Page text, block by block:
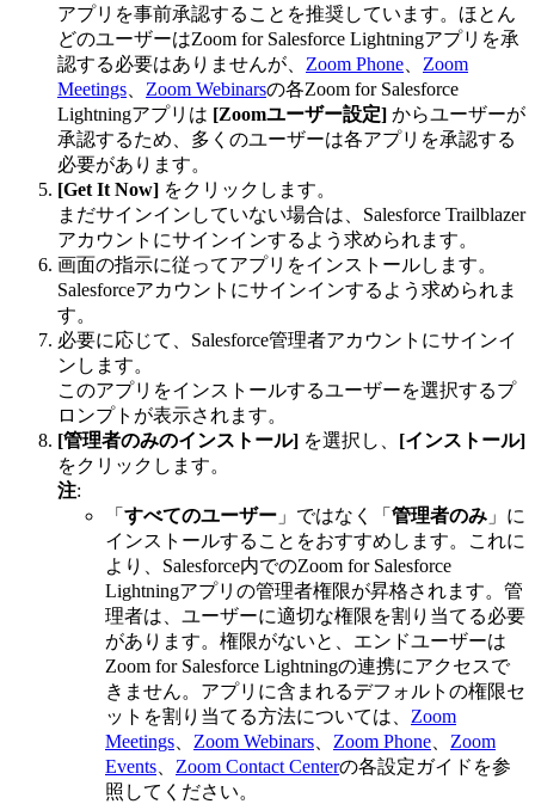
アプリを事前承認することを推奨しています。ほとん
どのユーザーはZoom for Salesforce Lightningアプリを承
認する必要はありませんが、 Zoom Phone
Zoom
Meetings
Zoom Webinarsの各Zoom for Salesforce
Lightningアプリは [Zoomユーザー設定] からユーザーが
承認するため、多くのユーザーは各アプリを承認する
必要があります。
[Get It Now] をクリックします。
まだサインインしていない場合は、Salesforce Trailblazer
アカウントにサインインするよう求められます。
画面の指示に従ってアプリをインストールします。
Salesforceアカウントにサインインするよう求められま
す。
必要に応じて、Salesforce管理者アカウントにサインイ
ンします。
このアプリをインストールするユーザーを選択するプ
ロンプトが表示されます。
[管理者のみのインストール] を選択し、 [インストール]
をクリックします。
注:
「 すべてのユーザー 」ではなく「 管理者のみ 」に
インストールすることをおすすめします。これに
より、Salesforce内でのZoom for Salesforce
Lightningアプリの管理者権限が昇格されます。管
理者は、ユーザーに適切な権限を割り当てる必要
があります。権限がないと、エンドユーザーは
Zoom for Salesforce Lightningの連携にアクセスで
きません。アプリに含まれるデフォルトの権限セ
ットを割り当てる方法については、 Zoom
Meetings
Zoom Webinars Zoom Phone
Zoom
Events
Zoom Contact Centerの各設定ガイドを参
照してください。